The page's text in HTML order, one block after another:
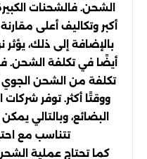
الشحن. فالشحنات
أكبر وتكاليف أعلى
بالإضافة إلى ذلك،
أيضًا في تكلفة الشحن.
تكلفة من الشحن الجوي
ووقتًا أكثر. توفر
البضائع، وبالتالي
تتناسب مع
كما تحتاج عملية